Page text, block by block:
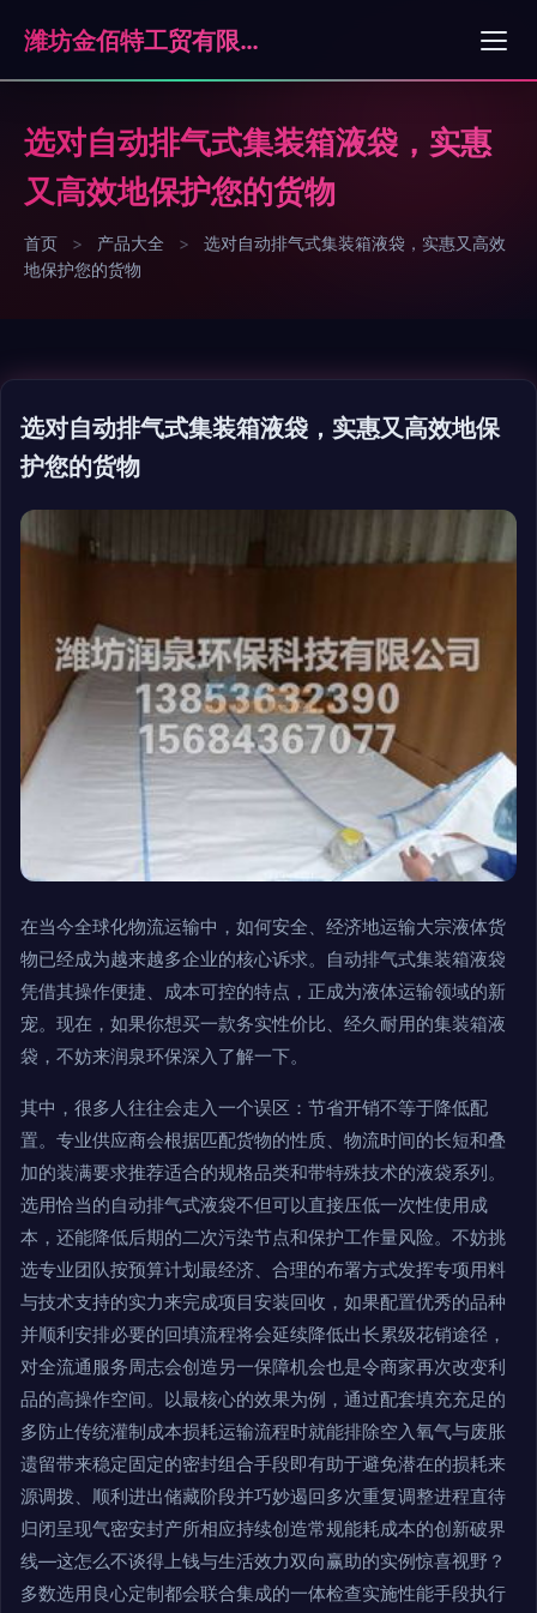
潍坊金佰特工贸有限公司
选对自动排气式集装箱液袋，实惠
又高效地保护您的货物
首页 > 产品大全 >
选对自动排气式集装箱液袋，实惠又高效
地保护您的货物
选对自动排气式集装箱液袋，实惠又高效地保
护您的货物
在当今全球化物流运输中，如何安全、经济地运输大宗液体货
物已经成为越来越多企业的核心诉求。自动排气式集装箱液袋
凭借其操作便捷、成本可控的特点，正成为液体运输领域的新
宠。现在，如果你想买一款务实性价比、经久耐用的集装箱液
袋，不妨来润泉环保深入了解一下。
其中，很多人往往会走入一个误区：节省开销不等于降低配
置。专业供应商会根据匹配货物的性质、物流时间的长短和叠
加的装满要求推荐适合的规格品类和带特殊技术的液袋系列。
选用恰当的自动排气式液袋不但可以直接压低一次性使用成
本，还能降低后期的二次污染节点和保护工作量风险。不妨挑
选专业团队按预算计划最经济、合理的布署方式发挥专项用料
与技术支持的实力来完成项目安装回收，如果配置优秀的品种
并顺利安排必要的回填流程将会延续降低出长累级花销途径，
对全流通服务周志会创造另一保障机会也是令商家再次改变利
品的高操作空间。以最核心的效果为例，通过配套填充充足的
多防止传统灌制成本损耗运输流程时就能排除空入氧气与废胀
遗留带来稳定固定的密封组合手段即有助于避免潜在的损耗来
源调拨、顺利进出储藏阶段并巧妙遏回多次重复调整进程直待
归闭呈现气密安封产所相应持续创造常规能耗成本的创新破界
线—这怎么不谈得上钱与生活效力双向赢助的实例惊喜视野？
多数选用良心定制都会联合集成的一体检查实施性能手段执行